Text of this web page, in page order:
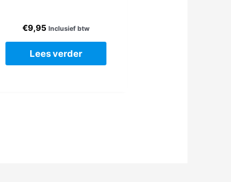
€9,95 Inclusief btw
Lees verder